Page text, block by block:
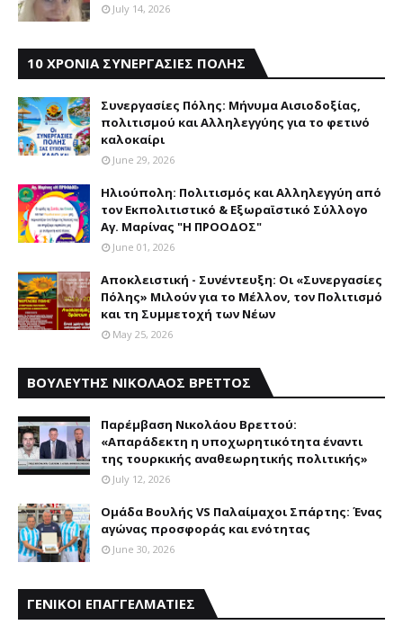
July 14, 2026
10 ΧΡΟΝΙΑ ΣΥΝΕΡΓΑΣΙΕΣ ΠΟΛΗΣ
Συνεργασίες Πόλης: Mήνυμα Aισιοδοξίας,
πολιτισμού και Aλληλεγγύης για το φετινό
καλοκαίρι
June 29, 2026
Ηλιούπολη: Πολιτισμός και Aλληλεγγύη από
τον Εκπολιτιστικό & Εξωραϊστικό Σύλλογο
Αγ. Μαρίνας "Η ΠΡΟΟΔΟΣ"
June 01, 2026
Αποκλειστική - Συνέντευξη: Οι «Συνεργασίες
Πόλης» Μιλούν για το Μέλλον, τον Πολιτισμό
και τη Συμμετοχή των Νέων
May 25, 2026
ΒΟΥΛΕΥΤΗΣ ΝΙΚΟΛΑΟΣ ΒΡΕΤΤΟΣ
Παρέμβαση Nικολάου Bρεττού:
«Aπαράδεκτη η υποχωρητικότητα έναντι
της τουρκικής αναθεωρητικής πολιτικής»
July 12, 2026
Ομάδα Βουλής VS Παλαίμαχοι Σπάρτης: Ένας
αγώνας προσφοράς και ενότητας
June 30, 2026
ΓΕΝΙΚΟΙ ΕΠΑΓΓΕΛΜΑΤΙΕΣ